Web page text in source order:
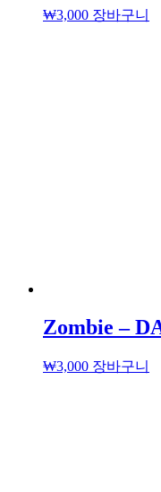
₩3,000 장바구니
Zombie –
₩3,000 장바구니